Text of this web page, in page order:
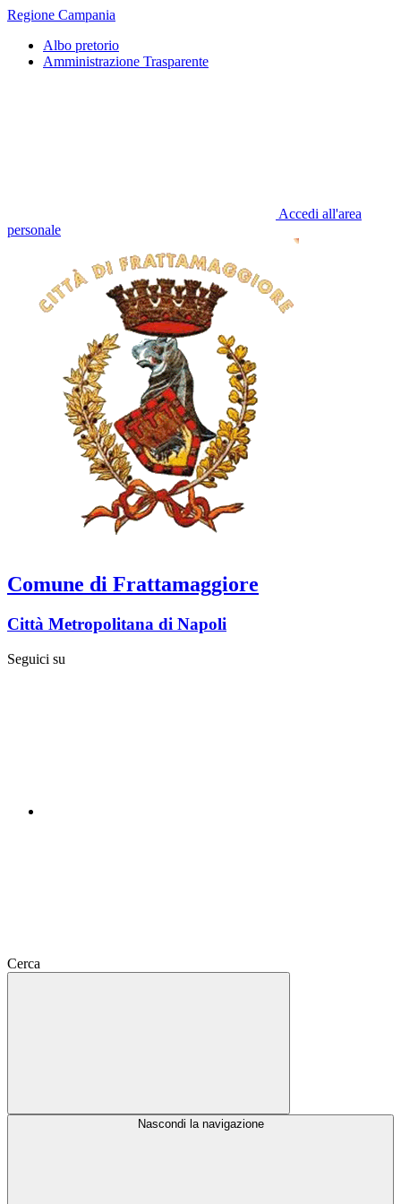
Regione Campania
Albo pretorio
Amministrazione Trasparente
Accedi all'area
personale
Comune di Frattamaggiore
Città Metropolitana di Napoli
Seguici su
Cerca
Nascondi la navigazione